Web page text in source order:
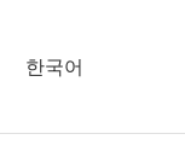
한국어